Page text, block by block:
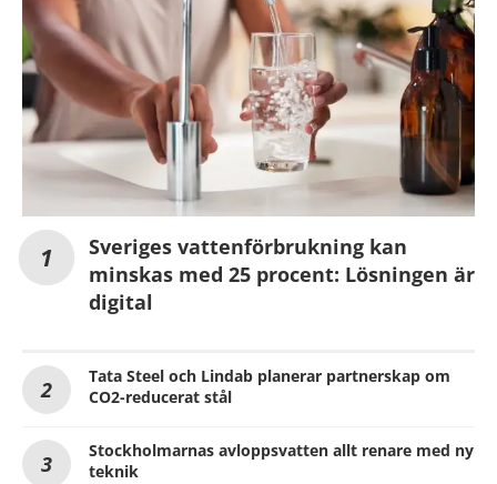
Sveriges vattenförbrukning kan
minskas med 25 procent: Lösningen är
digital
Tata Steel och Lindab planerar partnerskap om
CO2-reducerat stål
Stockholmarnas avloppsvatten allt renare med ny
teknik